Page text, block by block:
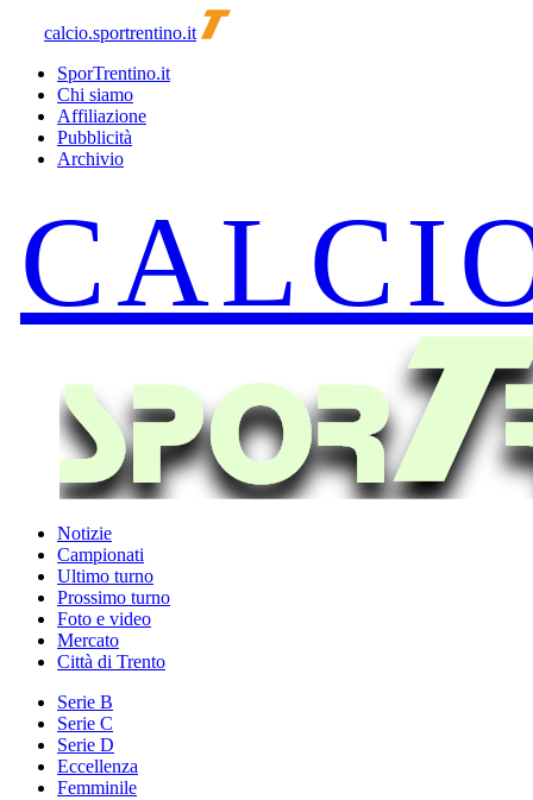
calcio.sportrentino.it
SporTrentino.it
Chi siamo
Affiliazione
Pubblicità
Archivio
Notizie
Campionati
Ultimo turno
Prossimo turno
Foto e video
Mercato
Città di Trento
Serie B
Serie C
Serie D
Eccellenza
Femminile